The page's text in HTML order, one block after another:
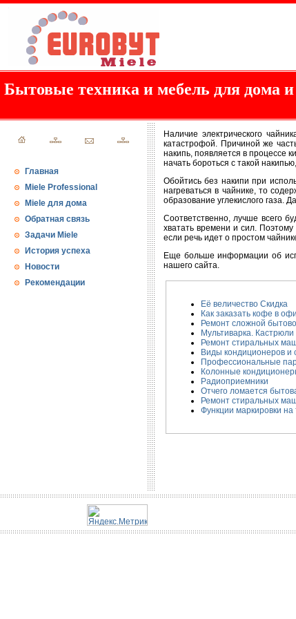
Бытовые техника и мебель для дома
Главная
Miele Professional
Miele для дома
Обратная связь
Задачи Miele
История успеха
Новости
Рекомендации
Наличие электрического
катастрофой. Причиной же
накипь, появляется в процессе
начать бороться с такой
Обойтись без накипи при
нагреваться в чайнике, то
образование углекислого газа.
Соответственно, лучше всего
хватать времени и сил.
если речь идет о простом
Еще больше информации об
нашего сайта.
Её величество Скидка
Как заказать кофе в
Ремонт сложной
Мультиварка.
Ремонт стиральных
Виды кондиционеров и
Профессиональные
Колонные
Радиоприемники
Отчего ломается
Ремонт стиральных
Функции маркировки на